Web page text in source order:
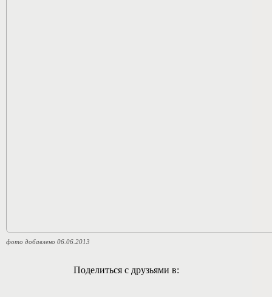
фото добавлено 06.06.2013
Поделиться с друзьями в: